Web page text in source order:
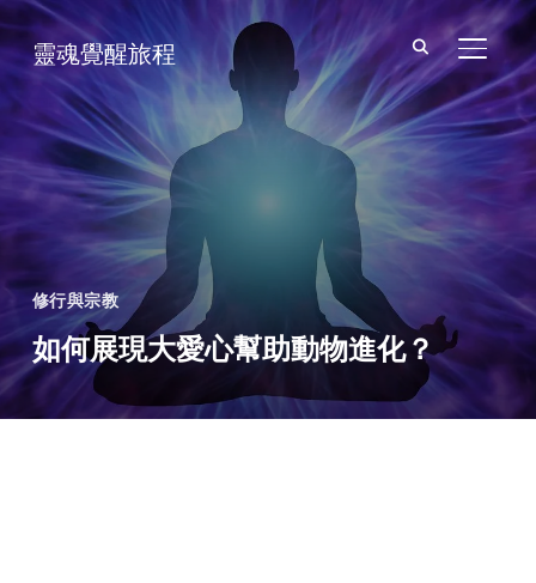
靈魂覺醒旅程
修行與宗教
如何展現大愛心幫助動物進化？